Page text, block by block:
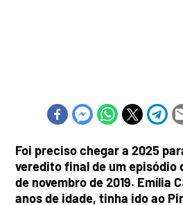
Foi preciso chegar a 2025
veredito final de um episódio
de novembro de 2019. Emília
anos de idade, tinha ido ao